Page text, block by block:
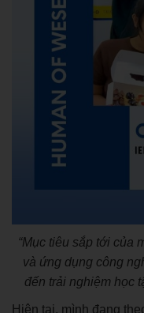
“Mục tiêu sắp tới của
và ứng dụng công
đến trải nghiệm học
Hiện tại, mình đang